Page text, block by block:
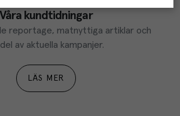
Våra kundtidningar
reportage, matnyttiga artiklar och
av aktuella kampanjer.
LÄS MER